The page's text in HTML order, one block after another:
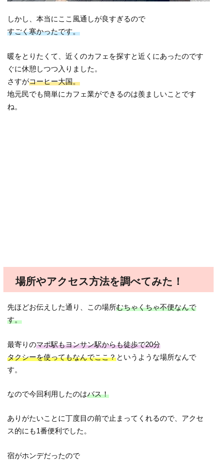
しかし、本当にここ風通しが良すぎるので
すごく寒かったです。
暖をとりたくて、近くのカフェを探すと近くにあったのです
ぐに休憩しつつ入りました。
さすがコーヒー大国。
地元民でも簡単にカフェ業ができるのは羨ましいことです
ね。
場所やアクセス方法を調べてみた！
先ほどお伝えした通り、この場所むちゃくちゃ不便なんで
す。
最寄りのマポ駅もヨンサン駅からも徒歩で20分
タクシーを使ってもなんでここ？というような場所なんで
す。
なので今回利用したのはバス！
ありがたいことに丁度目の前で止まってくれるので、アクセ
ス的にも1番便利でした。
宿がホンデだったので